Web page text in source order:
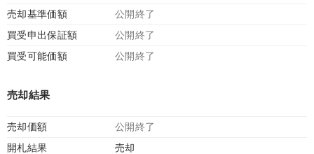
売却基準価額
公開終了
買受申出保証額
公開終了
買受可能価額
公開終了
売却結果
売却価額
公開終了
開札結果
売却